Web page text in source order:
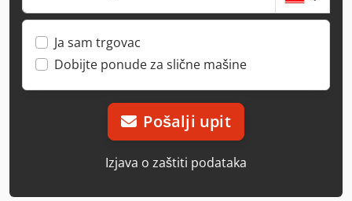
Ja sam trgovac
Dobijte ponude za slične mašine
Pošalji upit
Izjava o zaštiti podataka